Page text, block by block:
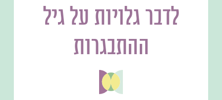
לדבר גלויות על גיל
ההתבגרות